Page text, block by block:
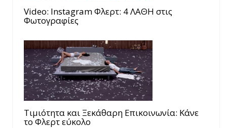
Video: Instagram Φλερτ: 4 ΛΑΘΗ στις
Φωτογραφίες
Τιμιότητα και Ξεκάθαρη Επικοινωνία: Κάνε
το Φλερτ εύκολο